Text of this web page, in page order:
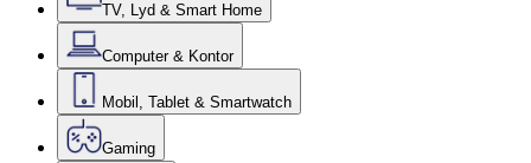
TV, Lyd & Smart Home
Computer & Kontor
Mobil, Tablet & Smartwatch
Gaming